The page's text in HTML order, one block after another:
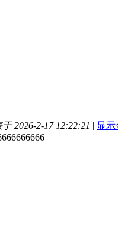
2026-2-17 12:22:21 | 显